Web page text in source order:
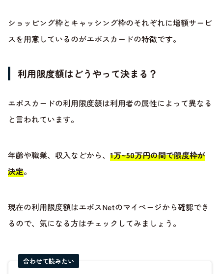
ショッピング枠とキャッシング枠のそれぞれに増額サービ
スを用意しているのがエポスカードの特徴です。
利用限度額はどうやって決まる？
エポスカードの利用限度額は利用者の属性によって異なる
と言われています。
年齢や職業、収入などから、 1万~50万円の間で限度枠が
決定。
現在の利用限度額はエポスNetのマイページから確認でき
るので、気になる方はチェックしてみましょう。
合わせて読みたい